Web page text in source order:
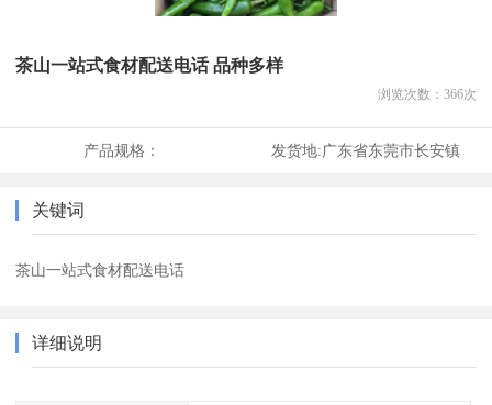
茶山一站式食材配送电话 品种多样
浏览次数： 366次
产品规格： 发货地:广东省东莞市长安镇
关键词
茶山一站式食材配送电话
详细说明